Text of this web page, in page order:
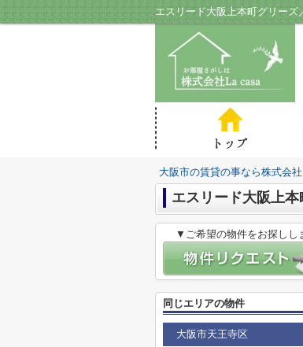
エスリード大阪上本町グリーズ
大阪市の賃貸の事なら株式会
エスリード大阪上
▼ご希望の物件をお探しし
同じエリアの物件
大阪市天王寺区